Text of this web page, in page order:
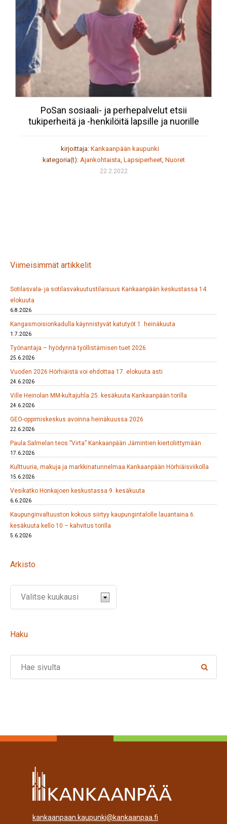
PoSan sosiaali- ja perhepalvelut etsii
tukiperheitä ja -henkilöitä lapsille ja nuorille
kirjoittaja: Kankaanpään kaupunki
kategoria(t): Ajankohtaista, Lapsiperheet, Nuoret
22.2.2022
Viimeisimmät artikkelit
Sotilasvala- ja sotilasvakuutustilaisuus Kankaanpään keskustassa 14.
elokuuta
6.8.2026
Kangasmoisionkadulla käynnistyvät katutyöt 1. heinäkuuta
1.7.2026
Työnantaja – hyödynnä työllistämisen tuet 2026
25.6.2026
Vuoden 2026 Hörhiäistä voi ehdottaa 17. elokuuta asti
24.6.2026
Ville Heinolan MM-kultajuhla 25. kesäkuuta Kankaanpään torilla
24.6.2026
GEO-oppimiskeskus avoinna heinäkuussa 2026
22.6.2026
Paula Salmelan teos ”Virta” Kankaanpään Jämintien kiertoliittymään
17.6.2026
Kulttuuria, makuja ja markkinatunnelmaa Kankaanpään Hörhiäisviikolla
15.6.2026
Vesikatko Honkajoen keskustassa 9. kesäkuuta
6.6.2026
Kaupunginvaltuuston kokous siirtyy kaupungintalolle lauantaina 6.
kesäkuuta kello 10 – kahvitus torilla
5.6.2026
Arkisto
Haku
kankaanpaan.kaupunki@kankaanpaa.fi